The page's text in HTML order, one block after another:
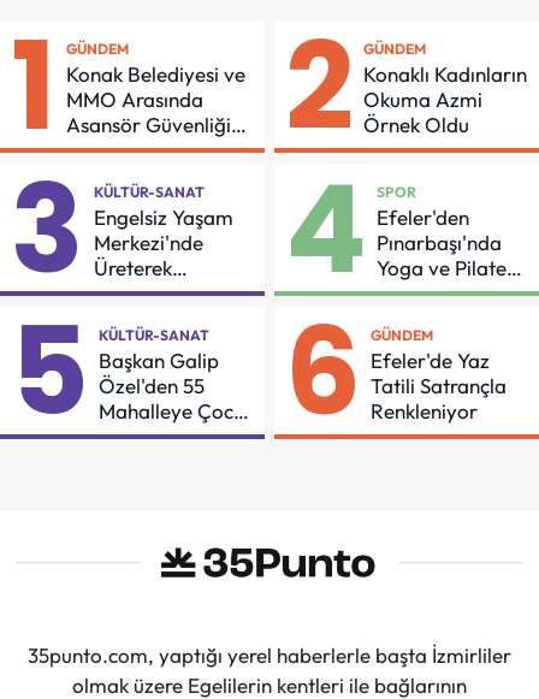
1 GÜNDEM
Konak Belediyesi ve
MMO Arasında
Asansör Güvenliği
İçin Önemli Protokol
2 GÜNDEM
Konaklı Kadınların
Okuma Azmi
Örnek Oldu
3 KÜLTÜR-SANAT
Engelsiz Yaşam
Merkezi'nde
Üreterek
Güçleniyorlar
4 SPOR
Efeler'den
Pınarbaşı'nda
Yoga ve Pilates
Buluşması
5 KÜLTÜR-SANAT
Başkan Galip
Özel'den 55
Mahalleye Çocuk
Şenliği
6 GÜNDEM
Efeler'de Yaz
Tatili Satrançla
Renkleniyor
35punto.com, yaptığı yerel haberlerle başta İzmirliler
olmak üzere Egelilerin kentleri ile bağlarının